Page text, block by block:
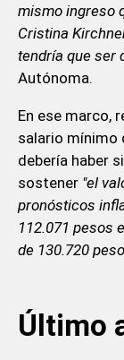
mismo ingreso
Cristina
tendría que ser
Autónoma.
En ese marco,
salario mínimo
debería haber
sostener "el
pronósticos
112.071 pesos
de 130.720
Último